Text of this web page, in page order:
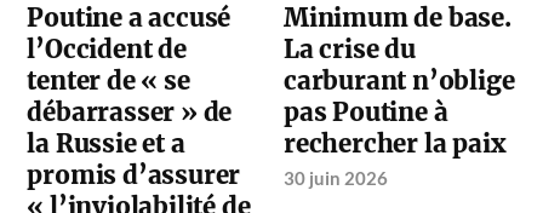
Poutine a accusé
l’Occident de
tenter de « se
débarrasser » de
la Russie et a
promis d’assurer
« l’inviolabilité de
Minimum de base.
La crise du
carburant n’oblige
pas Poutine à
rechercher la paix
30 juin 2026